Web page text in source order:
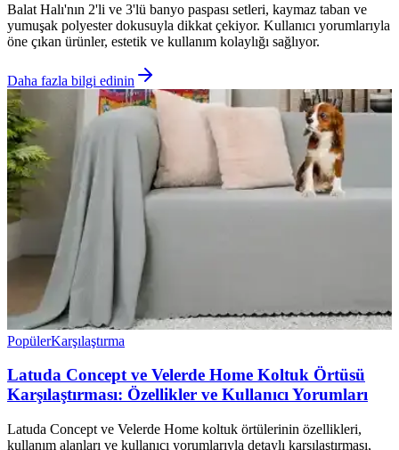
Balat Halı'nın 2'li ve 3'lü banyo paspası setleri, kaymaz taban ve
yumuşak polyester dokusuyla dikkat çekiyor. Kullanıcı yorumlarıyla
öne çıkan ürünler, estetik ve kullanım kolaylığı sağlıyor.
Daha fazla bilgi edinin
PopülerKarşılaştırma
Latuda Concept ve Velerde Home Koltuk Örtüsü
Karşılaştırması: Özellikler ve Kullanıcı Yorumları
Latuda Concept ve Velerde Home koltuk örtülerinin özellikleri,
kullanım alanları ve kullanıcı yorumlarıyla detaylı karşılaştırması,